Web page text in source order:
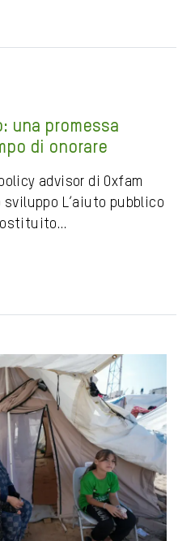
una promessa
di onorare
advisor di Oxfam
L’aiuto pubblico